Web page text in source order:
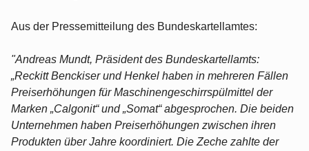
Aus der Pressemitteilung des Bundeskartellamtes:
"Andreas Mundt, Präsident des Bundeskartellamts:
„Reckitt Benckiser und Henkel haben in mehreren Fällen
Preiserhöhungen für Maschinengeschirrspülmittel der
Marken „Calgonit“ und „Somat“ abgesprochen. Die beiden
Unternehmen haben Preiserhöhungen zwischen ihren
Produkten über Jahre koordiniert. Die Zeche zahlte der